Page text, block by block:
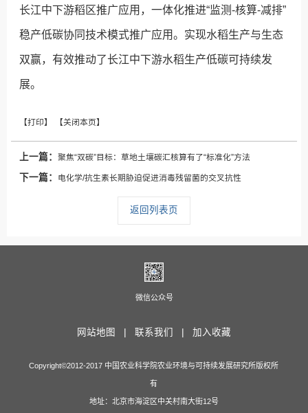
长江中下游稻区推广应用，一体化推进“监测-核算-减排”
稳产低碳协同技术模式推广应用。实现水稻生产与生态
双赢，有效推动了长江中下游水稻生产低碳可持续发
展。
上一篇：聚焦“双碳”目标：草地土壤碳汇核算有了“标准化”方法
下一篇： 电化学/抗生素长期胁迫促进消毒残留菌的交叉抗性
返回列表页
微信公众号
网站地图 | 联系我们 | 加入收藏
Copyright©2012-2017 中国农业科学院农业环境与可持续发展研究所版权所
有
地址：北京市海淀区中关村南大街12号